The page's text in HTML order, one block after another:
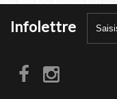
Infolettre